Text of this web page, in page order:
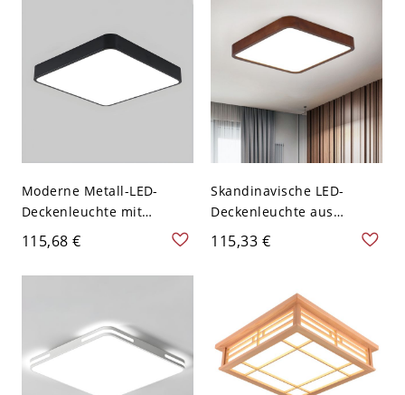
Moderne Metall-LED-
Deckenleuchte mit
Acrylschirm - weißer
Schirm - 110V-120V 30,48
cm Schwarz Weißlicht
115,68 €
Skandinavische LED-
Deckenleuchte aus
Massivholz, schlanke,
flache Leuchte - 110V-
115,33 €